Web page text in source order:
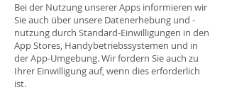
Bei der Nutzung unserer Apps informieren wir
Sie auch über unsere Datenerhebung und -
nutzung durch Standard-Einwilligungen in den
App Stores, Handybetriebssystemen und in
der App-Umgebung. Wir fordern Sie auch zu
Ihrer Einwilligung auf, wenn dies erforderlich
ist.